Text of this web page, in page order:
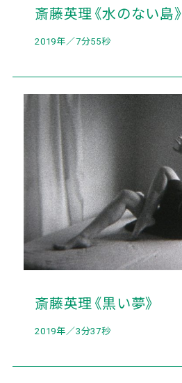
斎藤英理《水のない島》
2019年／7分55秒
斎藤英理《黒い夢》
2019年／3分37秒